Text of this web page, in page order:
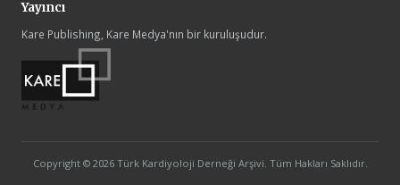
Yayıncı
Kare Publishing, Kare Medya'nın bir kuruluşudur.
Copyright © 2026 Türk Kardiyoloji Derneği Arşivi. Tüm Hakları Saklıdır.